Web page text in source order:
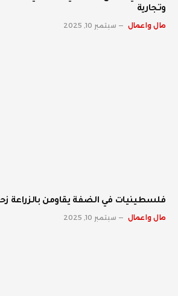
وتجارية
مال واعمال سبتمبر 10, 2025
فلسطينيات في الضفة يقاومن بالزراعة
مال واعمال سبتمبر 10, 2025